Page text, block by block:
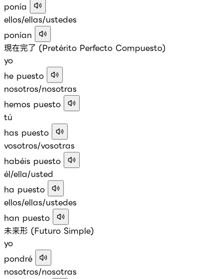
ponía
ellos/ellas/ustedes
ponían
現在完了 (Pretérito Perfecto Compuesto)
yo
he puesto
nosotros/nosotras
hemos puesto
tú
has puesto
vosotros/vosotras
habéis puesto
él/ella/usted
ha puesto
ellos/ellas/ustedes
han puesto
未来形 (Futuro Simple)
yo
pondré
nosotros/nosotras